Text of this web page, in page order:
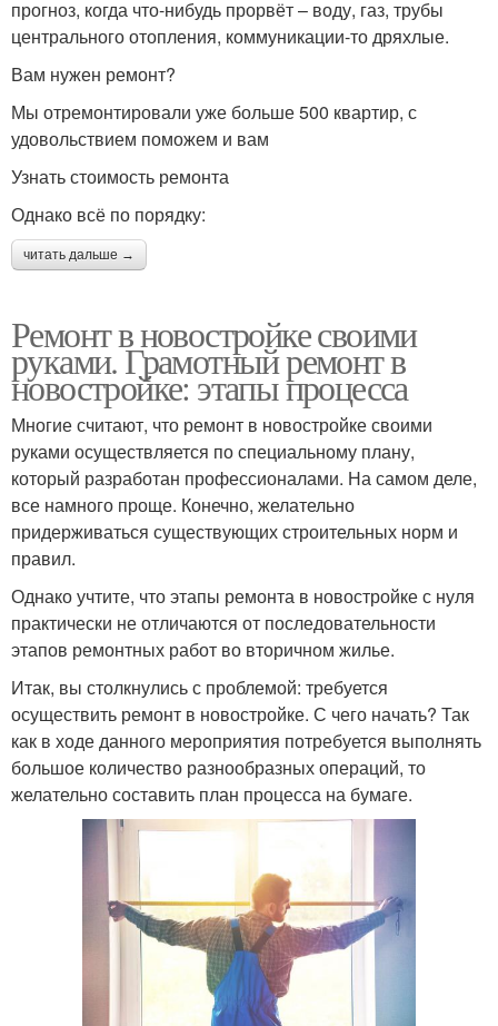
прогноз, когда что-нибудь прорвёт – воду, газ, трубы
центрального отопления, коммуникации-то дряхлые.
Вам нужен ремонт?
Мы отремонтировали уже больше 500 квартир, с
удовольствием поможем и вам
Узнать стоимость ремонта
Однако всё по порядку:
читать дальше →
Ремонт в новостройке своими
руками. Грамотный ремонт в
новостройке: этапы процесса
Многие считают, что ремонт в новостройке своими
руками осуществляется по специальному плану,
который разработан профессионалами. На самом деле,
все намного проще. Конечно, желательно
придерживаться существующих строительных норм и
правил.
Однако учтите, что этапы ремонта в новостройке с нуля
практически не отличаются от последовательности
этапов ремонтных работ во вторичном жилье.
Итак, вы столкнулись с проблемой: требуется
осуществить ремонт в новостройке. С чего начать? Так
как в ходе данного мероприятия потребуется выполнять
большое количество разнообразных операций, то
желательно составить план процесса на бумаге.